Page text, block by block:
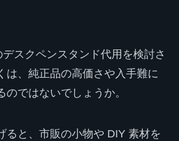
スクペンスタンド代用を検討さ
は、純正品の高価さや入手難に
のではないでしょうか。
ると、市販の小物や DIY 素材を